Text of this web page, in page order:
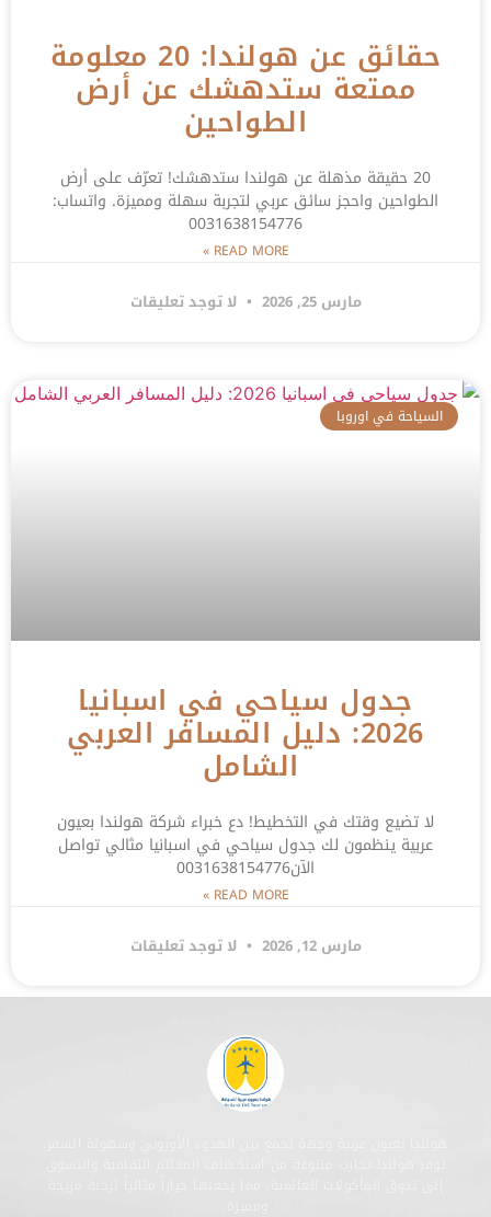
حقائق عن هولندا: 20 معلومة
ممتعة ستدهشك عن أرض
الطواحين
20 حقيقة مذهلة عن هولندا ستدهشك! تعرّف على أرض
الطواحين واحجز سائق عربي لتجربة سهلة ومميزة. واتساب:
0031638154776
READ MORE »
مارس 25, 2026 لا توجد تعليقات
السياحة في اوروبا
جدول سياحي في اسبانيا
2026: دليل المسافر العربي
الشامل
لا تضيع وقتك في التخطيط! دع خبراء شركة هولندا بعيون
عربية ينظمون لك جدول سياحي في اسبانيا مثالي تواصل
الآن0031638154776
READ MORE »
مارس 12, 2026 لا توجد تعليقات